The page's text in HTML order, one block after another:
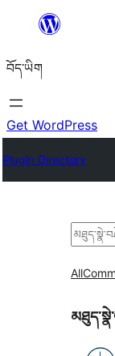
content
བོད་ཡིག
Get WordPress
Plugin Directory
བཤེར་
All